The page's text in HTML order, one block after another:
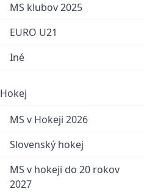
MS klubov 2025
EURO U21
Iné
Hokej
MS v Hokeji 2026
Slovenský hokej
MS v hokeji do 20 rokov
2027
Rybár sa dohodol